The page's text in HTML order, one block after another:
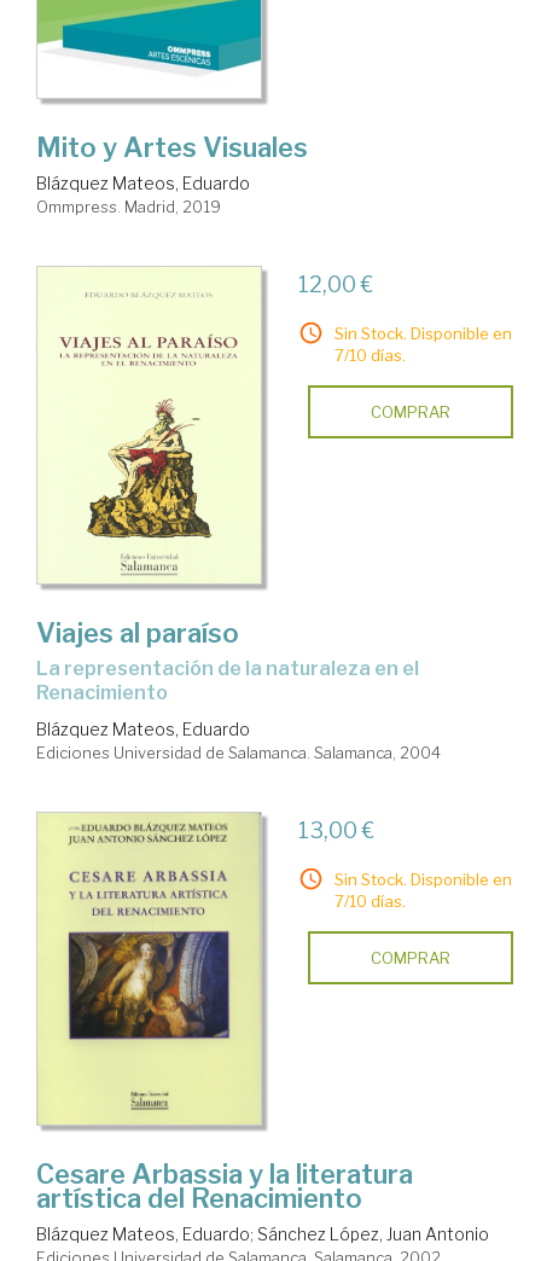
Mito y Artes Visuales
Blázquez Mateos, Eduardo
Ommpress. Madrid, 2019
12,00 €
Sin Stock. Disponible en
7/10 días.
COMPRAR
Viajes al paraíso
la representación de la naturaleza en el
Renacimiento
Blázquez Mateos, Eduardo
Ediciones Universidad de Salamanca. Salamanca, 2004
13,00 €
Sin Stock. Disponible en
7/10 días.
COMPRAR
Cesare Arbassia y la literatura
artística del Renacimiento
Blázquez Mateos, Eduardo; Sánchez López, Juan Antonio